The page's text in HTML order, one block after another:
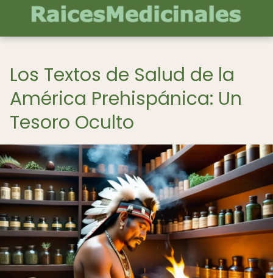
Los Textos de Salud de la
América Prehispánica: Un
Tesoro Oculto